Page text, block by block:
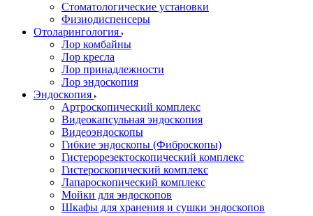
Стоматологические установки
Физиодиспенсеры
Отоларингология
Лор комбайны
Лор кресла
Лор принадлежности
Лор эндоскопия
Эндоскопия
Артроскопический комплекс
Видеокапсульная эндоскопия
Видеоэндоскопы
Гибкие эндоскопы (Фиброcкопы)
Гистерорезектоскопический комплекс
Гистероскопический комплекс
Лапароскопический комплекс
Мойки для эндоскопов
Шкафы для хранения и сушки эндоскопов